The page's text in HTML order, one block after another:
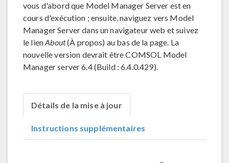
vous d'abord que Model Manager Server est en
cours d'exécution ; ensuite, naviguez vers Model
Manager Server dans un navigateur web et suivez
le lienAbout(À propos) au bas de la page. La
nouvelle version devrait être COMSOL Model
Manager server 6.4 (Build : 6.4.0.429).
Détails de la mise à jour
Instructions supplémentaires